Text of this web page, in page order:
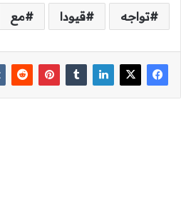
تواجه قيودا مع